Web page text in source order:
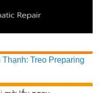
Treo Preparing